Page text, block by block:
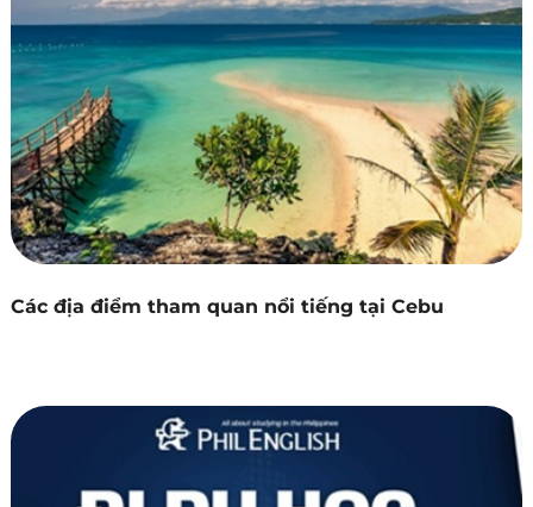
Các địa điểm tham quan nổi tiếng tại Cebu